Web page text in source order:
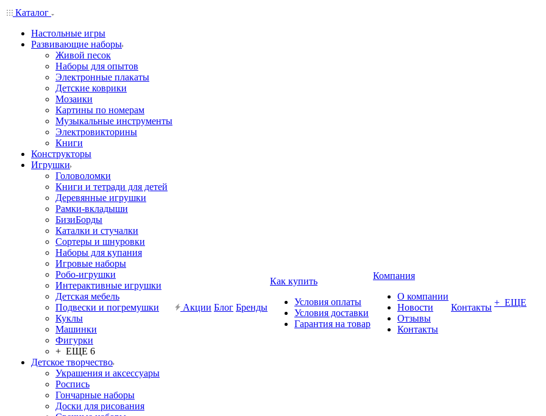
Каталог
Настольные игры
Развивающие наборы
Живой песок
Наборы для опытов
Электронные плакаты
Детские коврики
Мозаики
Картины по номерам
Музыкальные инструменты
Электровикторины
Книги
Конструкторы
Игрушки
Головоломки
Книги и тетради для детей
Деревянные игрушки
Рамки-вкладыши
БизиБорды
Каталки и стучалки
Сортеры и шнуровки
Наборы для купания
Игровые наборы
Робо-игрушки
Интерактивные игрушки
Детская мебель
Подвески и погремушки
Куклы
Машинки
Фигурки
+ ЕЩЕ 6
Детское творчество
Украшения и аксессуары
Роспись
Гончарные наборы
Доски для рисования
Акции Блог Бренды
Как купить
Условия оплаты
Условия доставки
Гарантия на товар
Компания
О компании
Новости
Отзывы
Контакты
Контакты + ЕЩЕ